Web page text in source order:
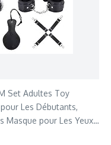
Set Adultes Toy
Les Débutants,
Masque pour Les Yeux